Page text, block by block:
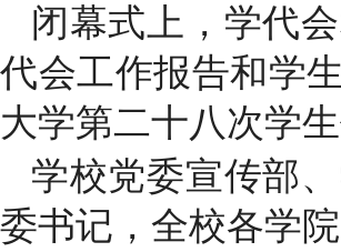
闭幕式上，学代
代会工作报告和学
大学第二十八次学
学校党委宣传部
委书记，全校各学